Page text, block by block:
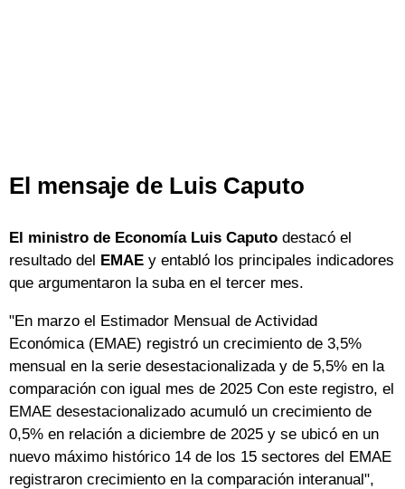
El mensaje de Luis Caputo
El ministro de Economía Luis Caputo destacó el
resultado del EMAE y entabló los principales indicadores
que argumentaron la suba en el tercer mes.
"En marzo el Estimador Mensual de Actividad
Económica (EMAE) registró un crecimiento de 3,5%
mensual en la serie desestacionalizada y de 5,5% en la
comparación con igual mes de 2025 Con este registro, el
EMAE desestacionalizado acumuló un crecimiento de
0,5% en relación a diciembre de 2025 y se ubicó en un
nuevo máximo histórico 14 de los 15 sectores del EMAE
registraron crecimiento en la comparación interanual",